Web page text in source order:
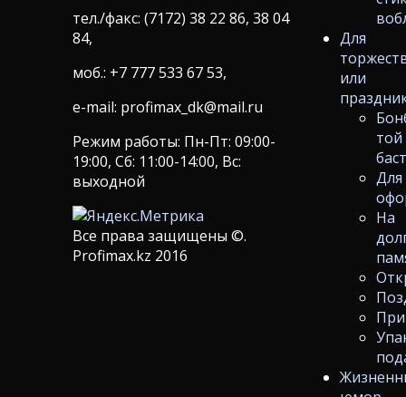
Для
или
той
Для
На
тел./факс: (7172) 38 22 86, 38 04
84,
моб.: +7 777 533 67 53,
e-mail: profimax_dk@mail.ru
Режим работы: Пн-Пт: 09:00-
19:00, Сб: 11:00-14:00, Вс:
выходной
Все права защищены ©.
Profimax.kz 2016